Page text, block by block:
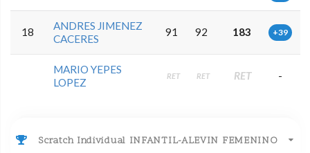
18
ANDRES JIMENEZ
CACERES
91 92 183 +39
MARIO YEPES
LOPEZ
RET RET RET -
Scratch Individual INFANTIL-ALEVIN FEMENINO